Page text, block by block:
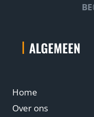
BE
ALGEMEEN
Home
Over ons